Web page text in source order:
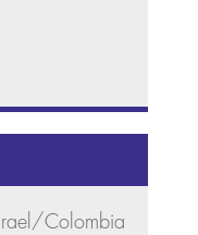
Colombia